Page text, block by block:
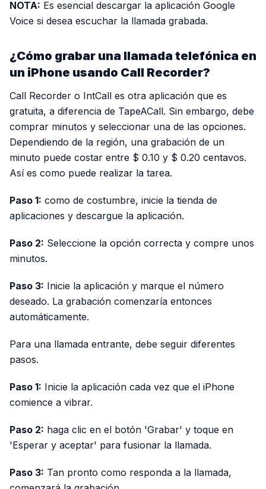
NOTA: Es esencial descargar la aplicación Google
Voice si desea escuchar la llamada grabada.
¿Cómo grabar una llamada telefónica en
un iPhone usando Call Recorder?
Call Recorder o IntCall es otra aplicación que es
gratuita, a diferencia de TapeACall. Sin embargo, debe
comprar minutos y seleccionar una de las opciones.
Dependiendo de la región, una grabación de un
minuto puede costar entre $ 0.10 y $ 0.20 centavos.
Así es como puede realizar la tarea.
Paso 1: como de costumbre, inicie la tienda de
aplicaciones y descargue la aplicación.
Paso 2: Seleccione la opción correcta y compre unos
minutos.
Paso 3: Inicie la aplicación y marque el número
deseado. La grabación comenzaría entonces
automáticamente.
Para una llamada entrante, debe seguir diferentes
pasos.
Paso 1: Inicie la aplicación cada vez que el iPhone
comience a vibrar.
Paso 2: haga clic en el botón 'Grabar' y toque en
'Esperar y aceptar' para fusionar la llamada.
Paso 3: Tan pronto como responda a la llamada,